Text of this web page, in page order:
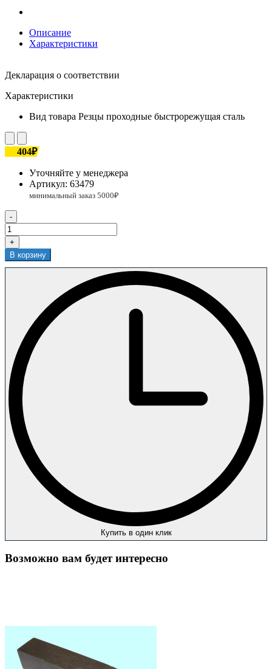
Описание
Характеристики
Декларация о соответствии
Характеристики
Вид товара Резцы проходные быстрорежущая сталь
404₽
Уточняйте у менеджера
Артикул: 63479
-
+
В корзину
Купить в один клик
Возможно вам будет интересно